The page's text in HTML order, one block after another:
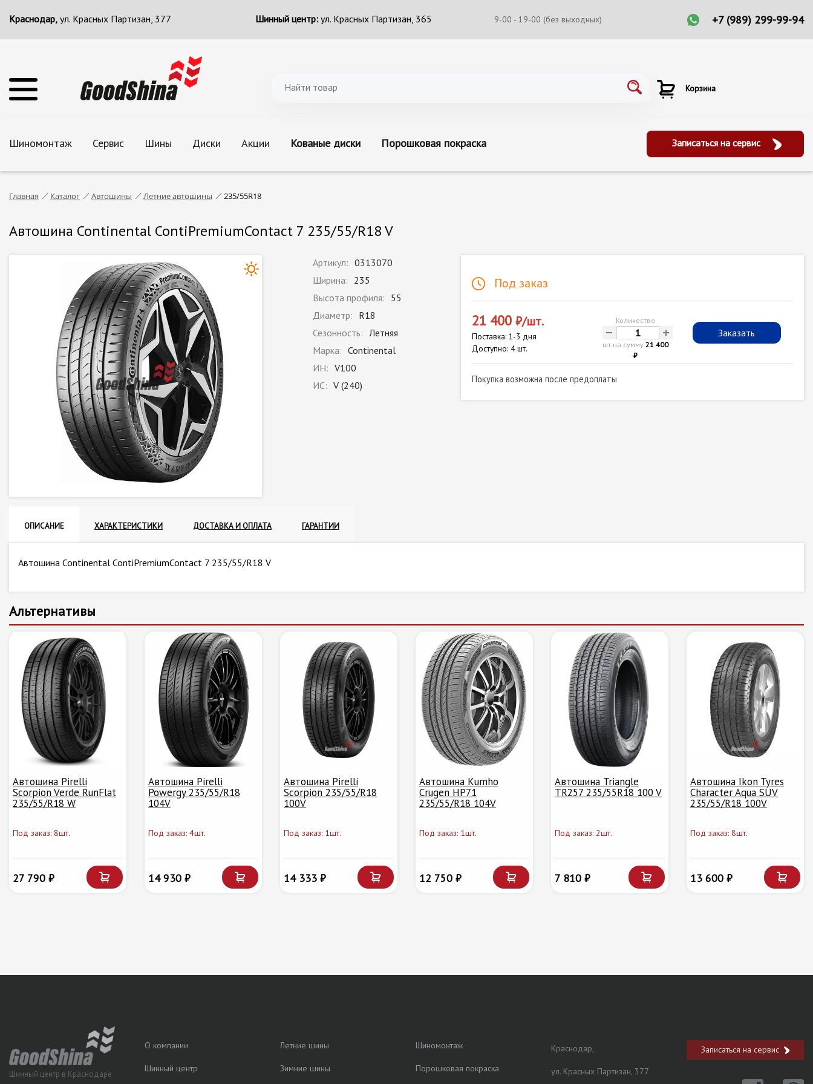
Краснодар, ул. Красных Партизан, 377 Шинный центр:ул. Красных Партизан, 365 9-00 - 19-00 (без выходных) +7 (989) 299-99-94
Корзина
Шиномонтаж Сервис Шины Диски Акции Кованые диски Порошковая покраска Записаться на сервис
Главная Каталог Автошины Летние автошины 235/55R18
Автошина Continental ContiPremiumContact 7 235/55/R18 V
Артикул: 0313070
Ширина: 235
Высота профиля: 55
Диаметр: R18
Сезонность: Летняя
Марка: Continental
ИН: V100
ИС: V (240)
Под заказ
21 400 ₽/шт.
Поставка: 1-3 дня
Доступно: 4 шт.
Количество
- +
шт на сумму21 400
₽
Заказать
Покупка возможна после предоплаты
ОПИСАНИЕ ХАРАКТЕРИСТИКИ ДОСТАВКА И ОПЛАТА ГАРАНТИИ
Автошина Continental ContiPremiumContact 7 235/55/R18 V
Альтернативы
Автошина Pirelli
Scorpion Verde RunFlat
235/55/R18 W
Под заказ: 8шт.
27 790 ₽
Автошина Pirelli
Powergy 235/55/R18
104V
Под заказ: 4шт.
14 930 ₽
Автошина Pirelli
Scorpion 235/55/R18
100V
Под заказ: 1шт.
14 333 ₽
Автошина Kumho
Crugen HP71
235/55/R18 104V
Под заказ: 1шт.
12 750 ₽
Автошина Triangle
TR257 235/55R18 100 V
Под заказ: 2шт.
7 810 ₽
Автошина Ikon Tyres
Character Aqua SUV
235/55/R18 100V
Под заказ: 8шт.
13 600 ₽
Шинный центр в Краснодаре
О компании
Шинный центр
Летние шины
Зимние шины
Шиномонтаж
Порошковая покраска
Краснодар,
ул. Красных Партизан, 377
Записаться на сервис